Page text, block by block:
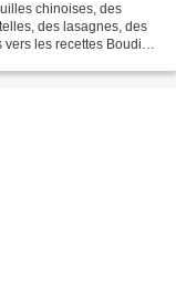
chinoises, des
des lasagnes, des
vers les recettes Boudin